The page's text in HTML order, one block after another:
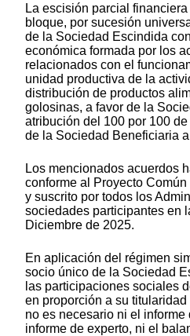
La escisión parcial
bloque, por sucesión
de la Sociedad Escindida
económica formada por los
relacionados con el
unidad productiva de la
distribución de productos
golosinas, a favor de la
atribución del 100 por 100
de la Sociedad Beneficiaria
Los mencionados acuerdos
conforme al Proyecto
y suscrito por todos los
sociedades participantes en
Diciembre de 2025.
En aplicación del régimen
socio único de la Sociedad
las participaciones sociales
en proporción a su
no es necesario ni el informe
informe de experto, ni el